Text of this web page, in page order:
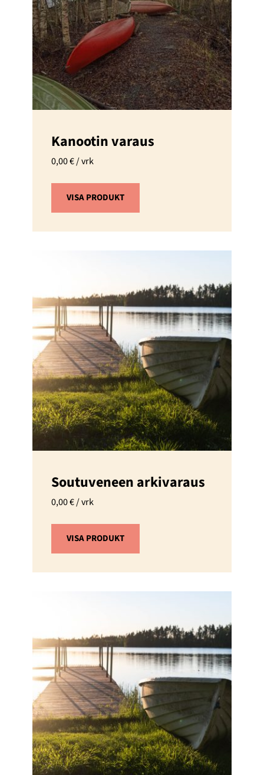
Kanootin varaus
0,00€/ vrk
VISA PRODUKT
Soutuveneen arkivaraus
0,00€/ vrk
VISA PRODUKT